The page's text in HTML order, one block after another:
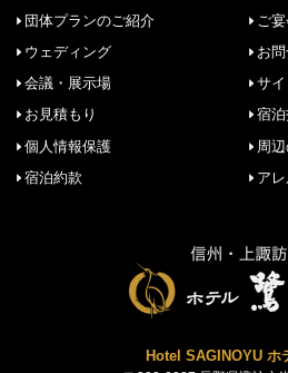
団体プランのご紹介
ご
ウェディング
お
会議・展示場
サ
お見積もり
宿
個人情報保護
周
宿泊約款
ア
Hotel SAGINOYU ホ